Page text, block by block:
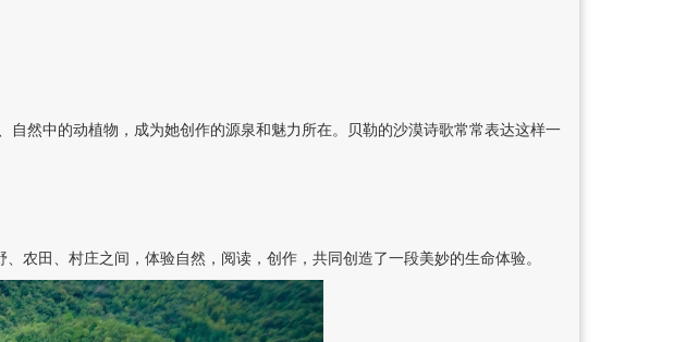
然中的动植物，成为她创作的源泉和魅力所在。贝勒的沙漠诗歌常常表达这样一
农田、村庄之间，体验自然，阅读，创作，共同创造了一段美妙的生命体验。